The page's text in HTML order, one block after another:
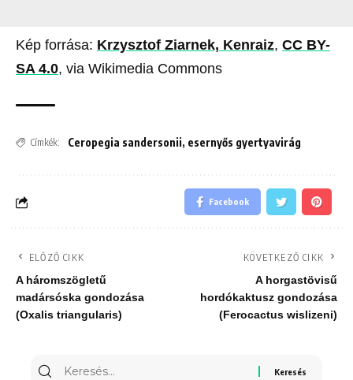
Kép forrása: Krzysztof Ziarnek, Kenraiz, CC BY-
SA 4.0, via Wikimedia Commons
Címkék: Ceropegia sandersonii, esernyős gyertyavirág
Facebook
ELŐZŐ CIKK
A háromszögletű
madársóska gondozása
(Oxalis triangularis)
KÖVETKEZŐ CIKK
A horgastövisű
hordókaktusz gondozása
(Ferocactus wislizeni)
Keresés